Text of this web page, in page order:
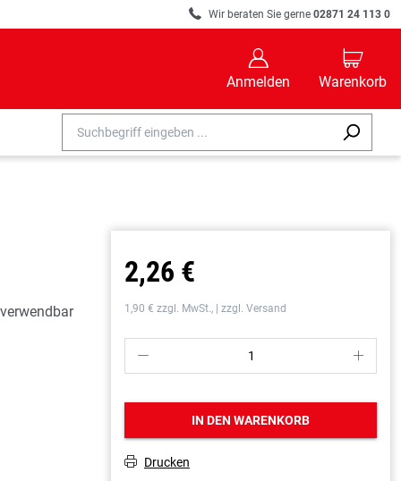
R Wir beraten Sie gerne 02871 24 113 0
B
Anmelden
C
Warenkorb
2,26 €
1,90 € zzgl. MwSt., | zzgl. Versand
P S
IN DEN WARENKORB
T Drucken